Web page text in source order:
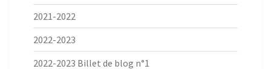
2021-2022
2022-2023
2022-2023 Billet de blog n°1